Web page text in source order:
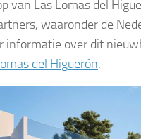
van Las Lomas del
waaronder de
informatie over dit
del Higuerón.